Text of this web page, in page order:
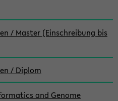
/ Master (Einschreibung bis
/ Diplom
and Genome